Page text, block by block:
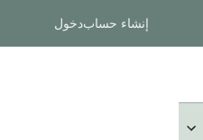
إنشاء حسابدخول